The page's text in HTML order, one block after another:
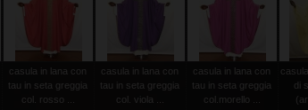
casula in lana con
tau in seta greggia
col. rosso ...
casula in lana con
tau in seta greggia
col. viola ...
casula in lana con
tau in seta greggia
col.morello ...
di